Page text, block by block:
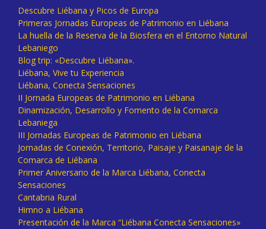
Descubre Liébana y Picos de Europa
Primeras Jornadas Europeas de Patrimonio en Liébana
La huella de la Reserva de la Biosfera en el Entorno Natural
Lebaniego
Blog trip: «Descubre Liébana».
Liébana, Vive tu Experiencia
Liébana, Conecta Sensaciones
II Jornada Europeas de Patrimonio en Liébana
Dinamización, Desarrollo y Fomento de la Comarca
Lebaniega
III Jornadas Europeas de Patrimonio en Liébana
Jornadas de Conexión, Territorio, Paisaje y Paisanaje de la
Comarca de Liébana
Primer Aniversario de la Marca Liébana, Conecta
Sensaciones
Cantabria Rural
Himno a Liébana
Presentación de la Marca “Liébana Conecta Sensaciones»